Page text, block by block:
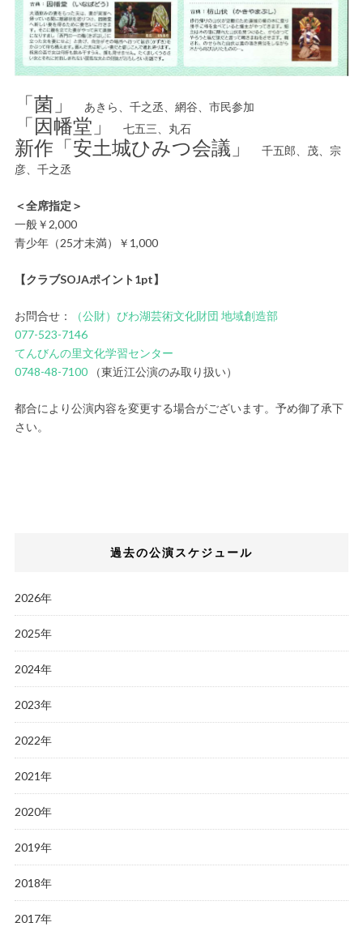
「菌」 あきら、千之丞、網谷、市民参加
「因幡堂」 七五三、丸石
新作「安土城ひみつ会議」
千五郎、茂、宗
彦、千之丞
＜全席指定＞
一般￥2,000
青少年（25才未満）￥1,000
【クラブSOJAポイント1pt】
お問合せ：
（公財）びわ湖芸術文化財団 地域創造部
077-523-7146
てんびんの里文化学習センター
0748-48-7100（東近江公演のみ取り扱い）
都合により公演内容を変更する場合がございます。予め御了承下
さい。
過去の公演スケジュール
2026年
2025年
2024年
2023年
2022年
2021年
2020年
2019年
2018年
2017年